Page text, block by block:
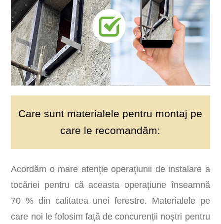
Care sunt materialele pentru montaj pe
care le recomandăm:
Acordăm o mare atenție operațiunii de instalare a
tocăriei pentru că aceasta operațiune înseamnă
70 % din calitatea unei ferestre. Materialele pe
care noi le folosim față de concurenții noștri pentru